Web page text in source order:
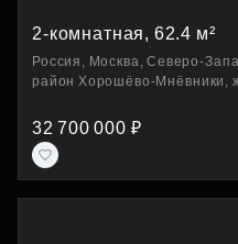
2-комнатная, 62.4 м²
Россия, Москва, Северо-
район Хорошёво-Мнёвники,
32 700 000 ₽